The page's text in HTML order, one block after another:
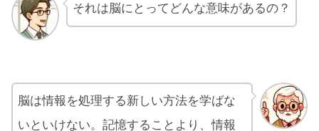
それは脳にとってどんな意味があるの？
脳は情報を処理する新しい方法を学ばな
いといけない。記憶することより、情報